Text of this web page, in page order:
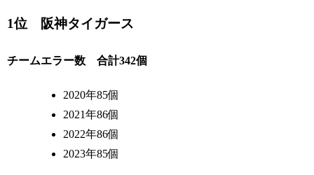
1位 阪神タイガース
チームエラー数 合計342個
2020年85個
2021年86個
2022年86個
2023年85個